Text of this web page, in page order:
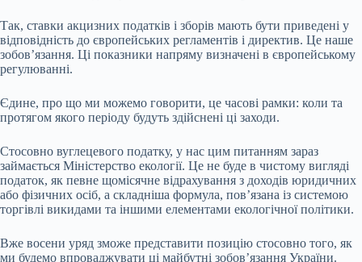
Так, ставки акцизних податків і зборів мають бути приведені у
відповідність до європейських регламентів і директив. Це наше
зобов’язання. Ці показники напряму визначені в європейському
регулюванні.
Єдине, про що ми можемо говорити, це часові рамки: коли та
протягом якого періоду будуть здійснені ці заходи.
Стосовно вуглецевого податку, у нас цим питанням зараз
займається Міністерство екології. Це не буде в чистому вигляді
податок, як певне щомісячне відрахування з доходів юридичних
або фізичних осіб, а складніша формула, повʼязана із системою
торгівлі викидами та іншими елементами екологічної політики.
Вже восени уряд зможе представити позицію стосовно того, як
ми будемо впроваджувати ці майбутні зобовʼязання України.